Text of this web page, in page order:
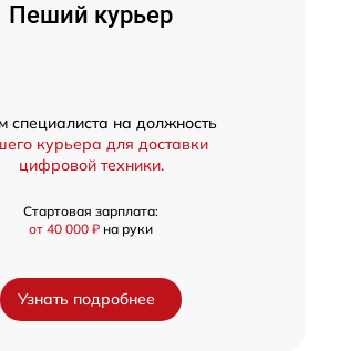
Пеший курьер
специалиста на должность
курьера для доставки
цифровой техники.
Стартовая зарплата:
от 40 000 ₽ на руки
Узнать подробнее